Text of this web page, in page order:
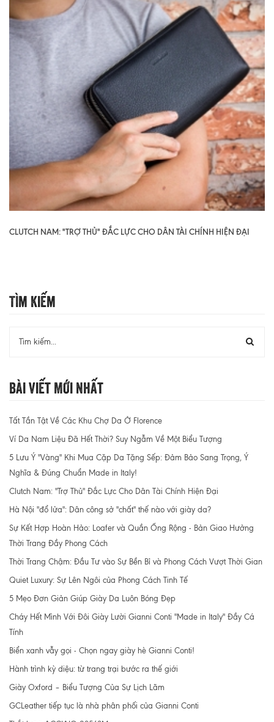
CLUTCH NAM: "TRỢ THỦ" ĐẮC LỰC CHO DÂN TÀI CHÍNH HIỆN ĐẠI
Tìm Kiếm
Bài Viết Mới Nhất
Tất Tần Tật Về Các Khu Chợ Da Ở Florence
Ví Da Nam Liệu Đã Hết Thời? Suy Ngẫm Về Một Biểu Tượng
5 Lưu Ý "Vàng" Khi Mua Cặp Da Tặng Sếp: Đảm Bảo Sang Trọng, Ý
Nghĩa & Đúng Chuẩn Made in Italy!
Clutch Nam: "Trợ Thủ" Đắc Lực Cho Dân Tài Chính Hiện Đại
Hà Nội "đổ lửa": Dân công sở "chất" thế nào với giày da?
Sự Kết Hợp Hoàn Hảo: Loafer và Quần Ống Rộng - Bản Giao Hưởng
Thời Trang Đầy Phong Cách
Thời Trang Chậm: Đầu Tư vào Sự Bền Bỉ và Phong Cách Vượt Thời Gian
Quiet Luxury: Sự Lên Ngôi của Phong Cách Tinh Tế
5 Mẹo Đơn Giản Giúp Giày Da Luôn Bóng Đẹp
Cháy Hết Mình Với Đôi Giày Lười Gianni Conti "Made in Italy" Đầy Cá
Tính
Biển xanh vẫy gọi - Chọn ngay giày hè Gianni Conti!
Hành trình kỳ diệu: từ trang trại bước ra thế giới
Giày Oxford – Biểu Tượng Của Sự Lịch Lãm
GCLeather tiếp tục là nhà phân phối của Gianni Conti